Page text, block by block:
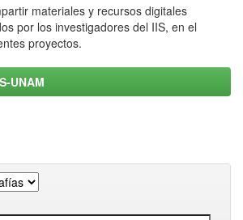
materiales y recursos digitales
por los investigadores del IIS, en el
proyectos.
UNAM